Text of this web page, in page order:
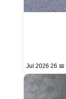
📅 26 Jul 2026